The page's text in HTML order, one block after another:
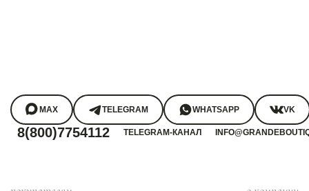
MAX TELEGRAM WHATSAPP VK
8(800)7754112 TELEGRAM-КАНАЛ